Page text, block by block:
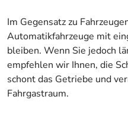
Im Gegensatz zu
Automatikfahrzeuge mit
bleiben. Wenn Sie jedoch
empfehlen wir Ihnen, die
schont das Getriebe und
Fahrgastraum.